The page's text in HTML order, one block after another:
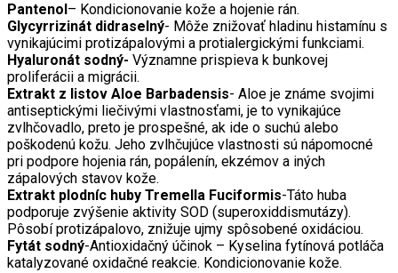
Pantenol – Kondicionovanie kože a hojenie rán.
Glycyrrizinát didraselný- Môže znižovať hladinu histamínu s
vynikajúcimi protizápalovými a protialergickými funkciami.
Hyaluronát sodný- Významne prispieva k bunkovej
proliferácii a migrácii.
Extrakt z listov Aloe Barbadensis- Aloe je známe svojimi
antiseptickými liečivými vlastnosťami, je to vynikajúce
zvlhčovadlo, preto je prospešné, ak ide o suchú alebo
poškodenú kožu. Jeho zvlhčujúce vlastnosti sú nápomocné
pri podpore hojenia rán, popálenín, ekzémov a iných
zápalových stavov kože.
Extrakt plodníc huby Tremella Fuciformis-Táto huba
podporuje zvýšenie aktivity SOD (superoxiddismutázy).
Pôsobí protizápalovo, znižuje ujmy spôsobené oxidáciou.
Fytát sodný-Antioxidačný účinok – Kyselina fytínová potláča
katalyzované oxidačné reakcie. Kondicionovanie kože.